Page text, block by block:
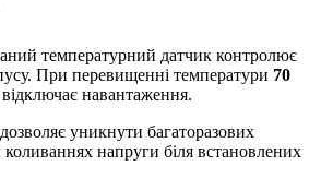
температурний датчик контролює
При перевищенні температури 70
навантаження.
дозволяє уникнути багаторазових
напруги біля встановлених